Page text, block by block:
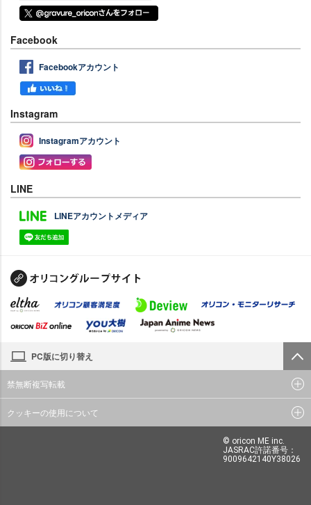
Facebook
Facebookアカウント
Instagram
Instagramアカウント
LINE
LINEアカウントメディア
PC版に切り替え
禁無断複写転載
クッキーの使用について
© oricon ME inc.
JASRAC許諾番号：
9009642140Y38026